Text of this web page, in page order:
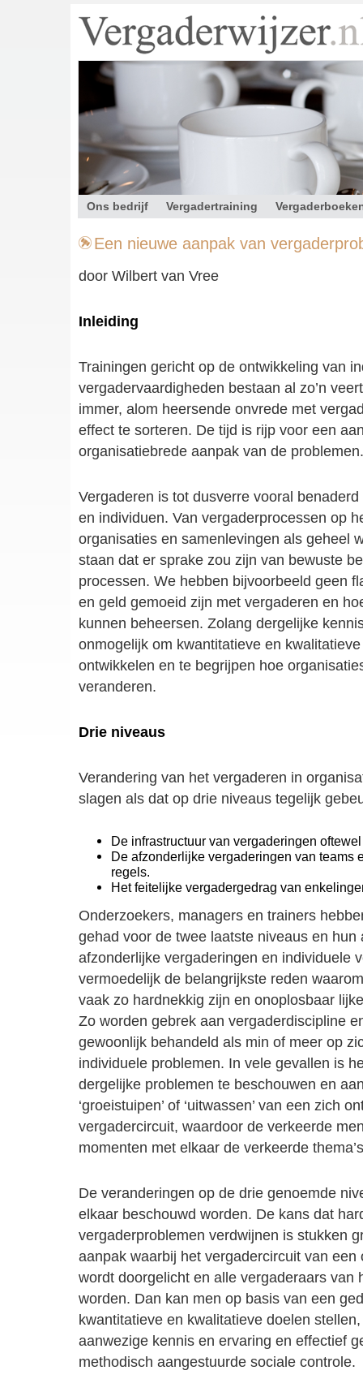
Ons bedrijf Vergadertraining
Contact
Een nieuwe aanpak van
door Wilbert van Vree
Inleiding
Trainingen gericht op de ontwikkeling van
vergadervaardigheden bestaan al zo’n
immer, alom heersende onvrede met
effect te sorteren. De tijd is rijp voor een
organisatiebrede aanpak van de problemen.
Vergaderen is tot dusverre vooral
en individuen. Van vergaderprocessen op
organisaties en samenlevingen als geheel
staan dat er sprake zou zijn van bewuste
processen. We hebben bijvoorbeeld geen
en geld gemoeid zijn met vergaderen en
kunnen beheersen. Zolang dergelijke
onmogelijk om kwantitatieve en
ontwikkelen en te begrijpen hoe
veranderen.
Drie niveaus
Verandering van het vergaderen in
slagen als dat op drie niveaus tegelijk
De infrastructuur van vergaderingen
De afzonderlijke vergaderingen van teams
regels.
Het feitelijke vergadergedrag van
Onderzoekers, managers en trainers
gehad voor de twee laatste niveaus en hun
afzonderlijke vergaderingen en individuele
vermoedelijk de belangrijkste reden
vaak zo hardnekkig zijn en onoplosbaar
Zo worden gebrek aan vergaderdiscipline
gewoonlijk behandeld als min of meer op
individuele problemen. In vele gevallen is
dergelijke problemen te beschouwen en
‘groeistuipen’ of ‘uitwassen’ van een zich
vergadercircuit, waardoor de verkeerde
momenten met elkaar de verkeerde
De veranderingen op de drie genoemde
elkaar beschouwd worden. De kans dat
vergaderproblemen verdwijnen is stukken
aanpak waarbij het vergadercircuit van een
wordt doorgelicht en alle vergaderaars van
worden. Dan kan men op basis van een
kwantitatieve en kwalitatieve doelen
aanwezige kennis en ervaring en effectief
methodisch aangestuurde sociale controle.